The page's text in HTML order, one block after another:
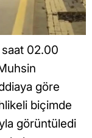
02.00
göre
biçimde
görüntüledi